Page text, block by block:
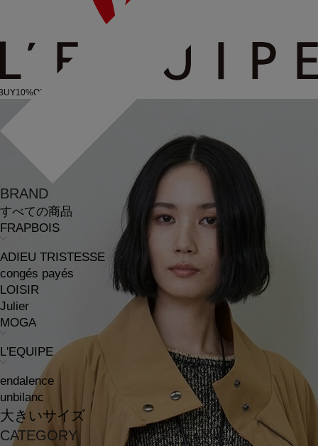
BRAND
すべての商品
FRAPBOIS
ADIEU TRISTESSE
congés payés
LOISIR
Julier
MOGA
L'EQUIPE
endalence
unbilanc
大きいサイズ
CATEGORY